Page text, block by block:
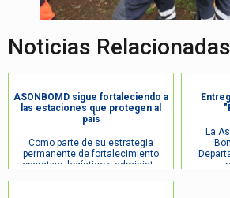
Noticias
ASONBOMD sigue fortaleciendo a
las estaciones que protegen al
país
Como parte de su estrategia
permanente de fortalecimiento
operativo, logístico y administ...
La